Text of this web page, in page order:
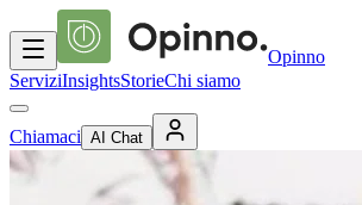
Opinno
ServiziInsightsStorieChi siamo
Chiamaci AI Chat